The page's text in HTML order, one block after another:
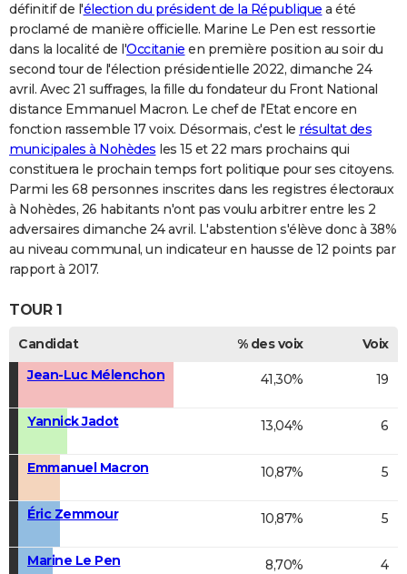
définitif de l'élection du président de la République a été
proclamé de manière officielle. Marine Le Pen est ressortie
dans la localité de l'Occitanie en première position au soir du
second tour de l'élection présidentielle 2022, dimanche 24
avril. Avec 21 suffrages, la fille du fondateur du Front National
distance Emmanuel Macron. Le chef de l'Etat encore en
fonction rassemble 17 voix. Désormais, c'est le résultat des
municipales à Nohèdes les 15 et 22 mars prochains qui
constituera le prochain temps fort politique pour ses citoyens.
Parmi les 68 personnes inscrites dans les registres électoraux
à Nohèdes, 26 habitants n'ont pas voulu arbitrer entre les 2
adversaires dimanche 24 avril. L'abstention s'élève donc à 38%
au niveau communal, un indicateur en hausse de 12 points par
rapport à 2017.
TOUR 1
Candidat % des voix
Voix
Jean-Luc Mélenchon
41,30% 19
Yannick Jadot 13,04% 6
Emmanuel Macron 10,87% 5
Éric Zemmour 10,87% 5
Marine Le Pen 8,70% 4